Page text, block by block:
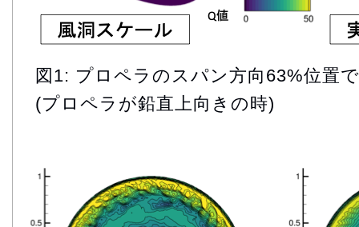
図1: プロペラのスパン方向63%位置
(プロペラが鉛直上向きの時)